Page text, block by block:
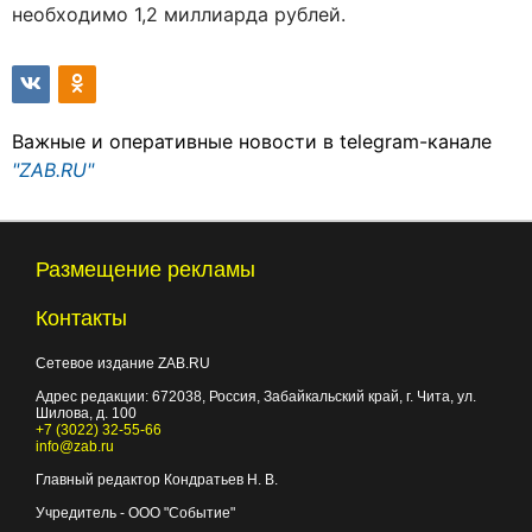
необходимо 1,2 миллиарда рублей.
Важные и оперативные новости в telegram-канале
"ZAB.RU"
Размещение рекламы
Контакты
Сетевое издание ZAB.RU
Адрес редакции: 672038 , Россия, Забайкальский край, г. Чита ул.
Шилова, д. 100
+7 (3022) 32-55-66
info@zab.ru
Главный редактор Кондратьев Н. В.
Учредитель - ООО "Событие"